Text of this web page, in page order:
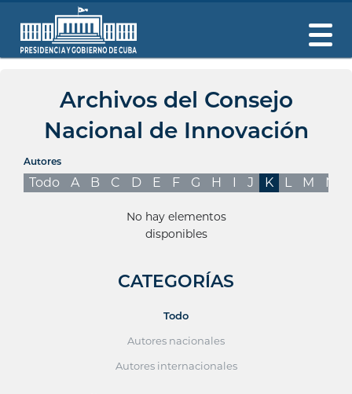
Archivos del Consejo
Nacional de Innovación
Autores
Todo A B C D E F G H I J K L M N
No hay elementos
disponibles
CATEGORÍAS
Todo
Autores nacionales
Autores internacionales